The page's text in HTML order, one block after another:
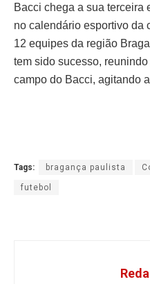
Bacci chega a sua terceira
no calendário esportivo da
12 equipes da região
tem sido sucesso,
campo do Bacci, agitando
Tags: bragança paulista
futebol